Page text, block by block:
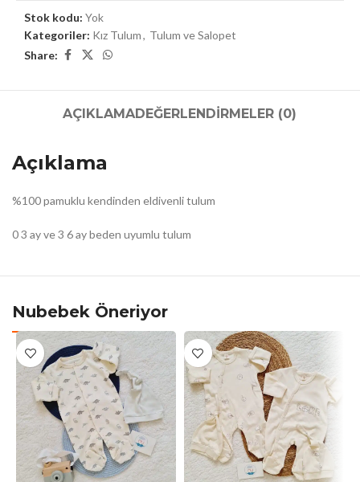
Stok kodu: Yok
Kategoriler: Kız Tulum, Tulum ve Salopet
Share:
AÇIKLAMADEĞERLENDIRMELER (0)
Açıklama
%100 pamuklu kendinden eldivenli tulum
0 3 ay ve 3 6 ay beden uyumlu tulum
Nubebek Öneriyor